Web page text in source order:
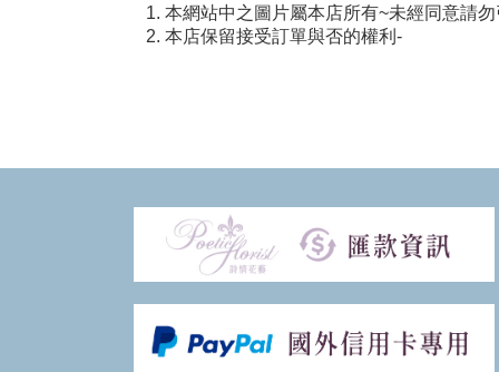
1. 本網站中之圖片屬本店所有~未經同意請勿
2. 本店保留接受訂單與否的權利-